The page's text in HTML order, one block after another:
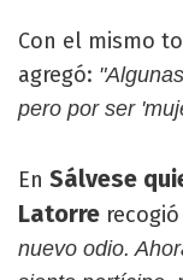
Con el mismo
agregó:
pero por ser
En Sálvese
Latorre
nuevo odio.